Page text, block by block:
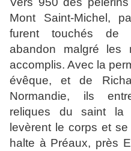
Mont Saint‑Michel,
furent touchés de
abandon malgré les
accomplis. Avec la
évêque, et de
Normandie, ils
reliques du saint la
levèrent le corps et
halte à Préaux, près